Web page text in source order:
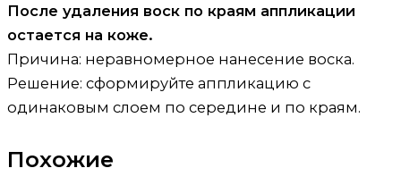
После удаления воск по краям аппликации
остается на коже.
Причина: неравномерное нанесение воска.
Решение: сформируйте аппликацию с
одинаковым слоем по середине и по краям.
Похожие